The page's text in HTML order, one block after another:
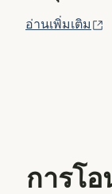
อ่านเพิ่มเติม
การโอ